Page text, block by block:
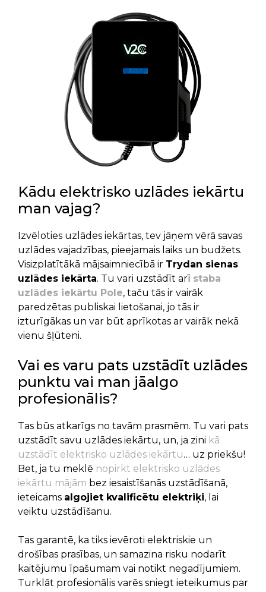
Kādu elektrisko uzlādes iekārtu
man vajag?
Izvēloties uzlādes iekārtas, tev jāņem vērā savas
uzlādes vajadzības, pieejamais laiks un budžets.
Visizplatītākā mājsaimniecībā ir Trydan sienas
uzlādes iekārta. Tu vari uzstādīt arī staba
uzlādes iekārtu Pole, taču tās ir vairāk
paredzētas publiskai lietošanai, jo tās ir
izturīgākas un var būt aprīkotas ar vairāk nekā
vienu šļūteni.
Vai es varu pats uzstādīt uzlādes
punktu vai man jāalgo
profesionālis?
Tas būs atkarīgs no tavām prasmēm. Tu vari pats
uzstādīt savu uzlādes iekārtu, un, ja zini kā
uzstādīt elektrisko uzlādes iekārtu… uz priekšu!
Bet, ja tu meklē nopirkt elektrisko uzlādes
iekārtu mājām bez iesaistīšanās uzstādīšanā,
ieteicams algojiet kvalificētu elektriķi, lai
veiktu uzstādīšanu.
Tas garantē, ka tiks ievēroti elektriskie un
drošības prasības, un samazina risku nodarīt
kaitējumu īpašumam vai notikt negadījumiem.
Turklāt profesionālis varēs sniegt ieteikumus par